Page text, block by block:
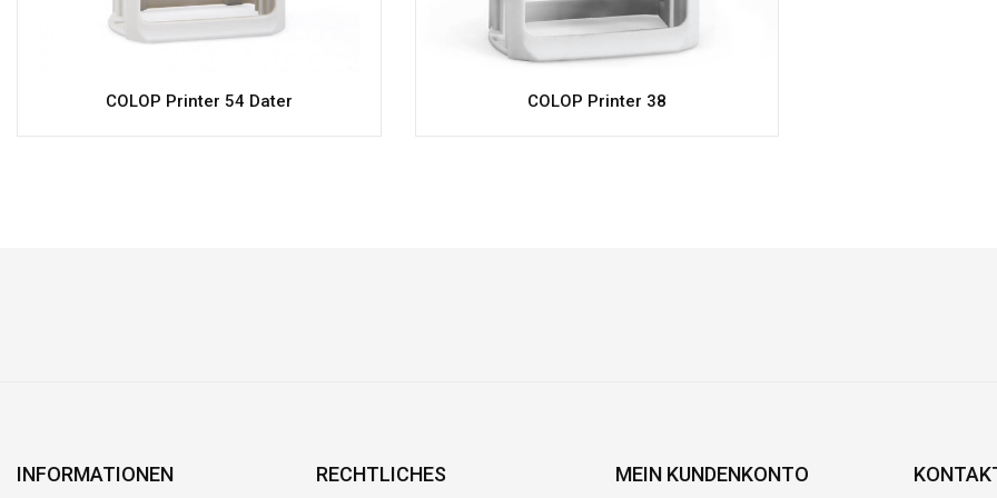
COLOP Printer 54 Dater COLOP Printer 38
INFORMATIONEN RECHTLICHES MEIN KUNDENKONTO